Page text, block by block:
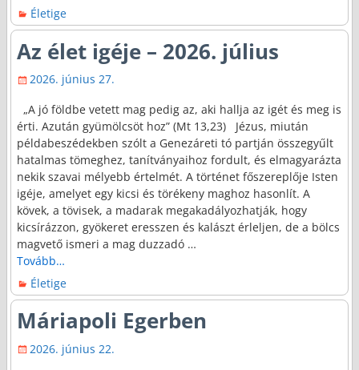
Életige
Az élet igéje – 2026. július
2026. június 27.
„A jó földbe vetett mag pedig az, aki hallja az igét és meg is
érti. Azután gyümölcsöt hoz” (Mt 13,23) Jézus, miután
példabeszédekben szólt a Genezáreti tó partján összegyűlt
hatalmas tömeghez, tanítványaihoz fordult, és elmagyarázta
nekik szavai mélyebb értelmét. A történet főszereplője Isten
igéje, amelyet egy kicsi és törékeny maghoz hasonlít. A
kövek, a tövisek, a madarak megakadályozhatják, hogy
kicsírázzon, gyökeret eresszen és kalászt érleljen, de a bölcs
magvető ismeri a mag duzzadó …
Tovább…
Életige
Máriapoli Egerben
2026. június 22.